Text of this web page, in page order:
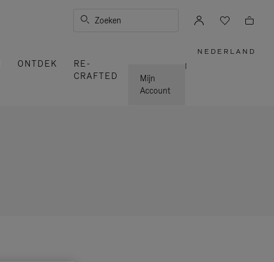
Zoeken
ONTDEK
RE-
CRAFTED
Mijn
Account
NEDERLAND
|